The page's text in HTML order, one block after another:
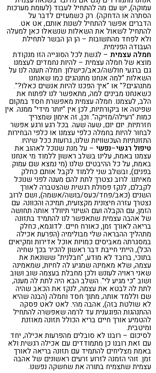
עמוקה), יש עם מה להתחיל לעבוד (לעומת מערכות
הסתרה או הדחקה). רק כשמעזים לדבר על
הדברים אפשר להתחיל לשנות אותם, אט אט.
להתחיל לשאול את השאלות שנשאלו כאן למעלה
ולא לפחד מהתשובות – הן הן הבשר לתחילת
העבודה הפנימית.
חמלה עצמית – לגשת לכל הסוגייה הזו מנקודת
מוצא של חמלה עצמית – להיות נחמדים לעצמנו
גם ברגעי חולשה/כאב/כישלון. חמלה תענה לנו על
השאלות "למה אנחנו מתנהגים כמו שאנחנו
מתנהגים?" או "איך הפכנו להיות אנשים כאלו?".
כשאנחנו מבינים למה, מתאפשר לנו לפתוח את
הלב, לעצמנו. חמלה עצמית מאפשרת חסד במקום
שפיטה או ביקורתיות, לכן אין "יותר מידי" ממנה. אין
כמות "רעילה/מזיקה". וכן, זה אימון שמצריך
חזרתיות. יום יום, שעה שעה. בכל רגע ורגע אפשר
לבחור להיות בחמלה כלפי עצמנו או כלפי הבחירות
התזונתיות העכשוויות שלנו, גרועות ככל שיהיו.
טיפול רגשי–נפשי – על מנת שנוכל לאהוב את
עצמנו באמת, עלינו בשלב ראשון ללמוד מי אנחנו
באמת, על כל ההיבטים שלנו (מי נמצא שם עמוק
בפנים), ובשלב שני ללמוד לקבל אותם כחלק
מאיתנו. לרוב נצטרך לתת להם מענה לפני שנוכל
לקבלם, לנקז פסולת רגשית שהצטברה לאורך
השנים (כאב/פחד/כעס/בושה/אשמה), ושם לרוב
נצטרך עזרה חיצונית מקצועית, תמיכה והכוונה. עם
הזמן, עם הקבלה ועם השינוי תיוולד אותה תחושה
של אהבה עצמית שתאפשר לנו להתמיד בתזונה
בריאה לאורך זמן, כאורח חיים. לדוגמא, כחלק
מתהליך ההבראה שלי מבולימיה (הפרעת אכילה
במסגרתה מאביסים כמויות אוכל אדירות ומקיאים
הכל), הייתי חייבת דבר ראשון להכיר בכך שחיה
בתוכי, ברובד לא מודע, "חבלנית" ששונאת את
עצמה, שלא מאמינה שמגיע לה לחיות, שמאמינה
שאני ראויה לעונש ולכן מחבלת בעצמה שוב ושוב
ושוב "כי מגיע לי". השלב הבא היה לתת לה מענה,
לתת לה לבטא את עצמה, לנקז את הכאב שהיה
שם וללמד אותה, מתוך חסד וחמלה (הבנה שהיא
לא שולטת בזה), אהבה מהי. לאט לאט פסקה
ההתנהגות הפוגענית עד לרמה שאפשרה להתחיל
להטמיע אורך חיים בריא הכולל תזונה מאוזנת
ומיטבית.
לסיכום – רובנו לא סובלים מהפרעות אכילה, יחד
עם זאת רובנו כן מתמודדים עם אכילה רגשית ולא
באמת מצליחים להתמיד עם תזונה בריאה לאורך
זמן. זוהי הזמנה לזרוע זרעים ראשונים של אהבה
עצמית שתצמיח בתורה את שחשקה נפשנו.